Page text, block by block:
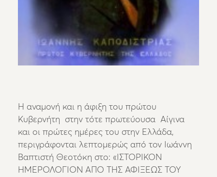
Η αναμονή και η άφιξη του πρώτου
Κυβερνήτη στην τότε πρωτεύουσα Αίγινα
και οι πρώτες ημέρες του στην Ελλάδα,
περιγράφονται λεπτομερώς από τον Ιωάννη
Βαπτιστή Θεοτόκη στο: «ΙΣΤΟΡΙΚΟΝ
ΗΜΕΡΟΛΟΓΙΟΝ ΑΠΟ ΤΗΣ ΑΦΙΞΕΩΣ ΤΟΥ